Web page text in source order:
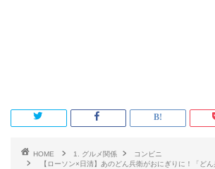
HOME 1. グルメ関係
コンビニ
【ローソン×日清】あのどん兵衛がおにぎりに！「ど